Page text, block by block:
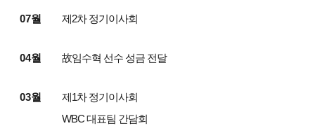
07월 제2차 정기이사회
04월 故임수혁 선수 성금 전달
03월
제1차 정기이사회
WBC 대표팀 간담회